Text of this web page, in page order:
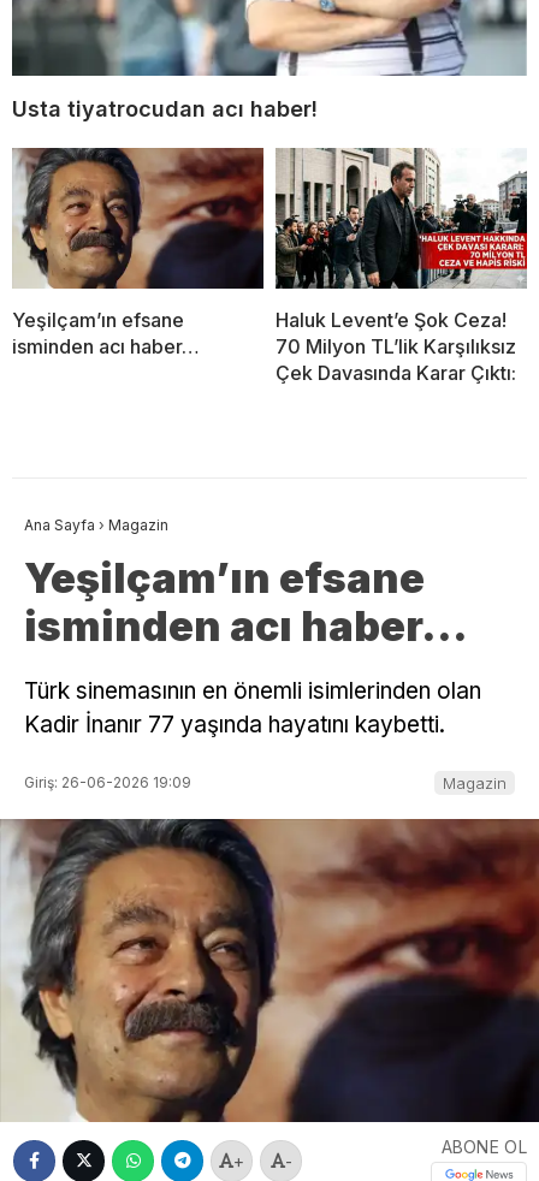
Usta tiyatrocudan acı haber!
Yeşilçam’ın efsane
isminden acı haber…
Haluk Levent’e Şok Ceza!
70 Milyon TL’lik Karşılıksız
Çek Davasında Karar Çıktı:
Ana Sayfa › Magazin
Yeşilçam’ın efsane
isminden acı haber…
Türk sinemasının en önemli isimlerinden olan
Kadir İnanır 77 yaşında hayatını kaybetti.
Giriş: 26-06-2026 19:09 Magazin
+ -
ABONE OL